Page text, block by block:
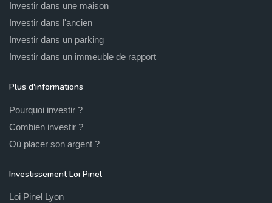
Investir dans une maison
Investir dans l'ancien
Investir dans un parking
Investir dans un immeuble de rapport
Plus d'informations
Pourquoi investir ?
Combien investir ?
Où placer son argent ?
Investissement Loi Pinel
Loi Pinel Lyon